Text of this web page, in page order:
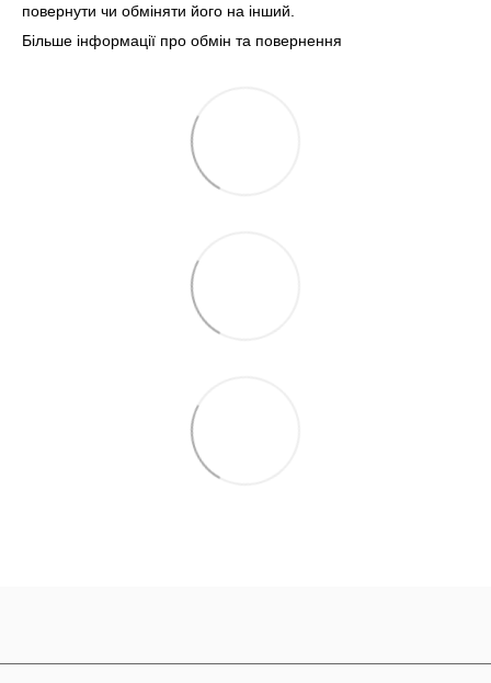
повернути чи обміняти його на інший.
Більше інформації про обмін та повернення